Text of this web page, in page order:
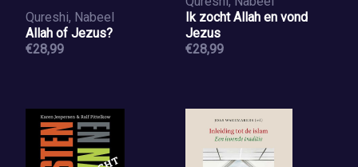
Qureshi, Nabeel
Allah of Jezus?
€28,99
Ik zocht Allah en vond
Jezus
€28,99